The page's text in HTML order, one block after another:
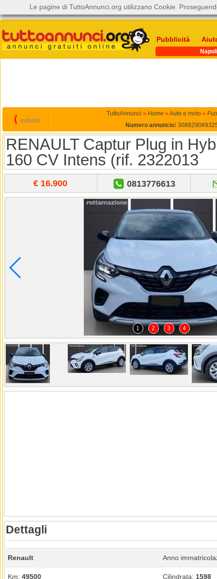
Pubblicità
Napoli
⟨ Indietro
TuttoAnnunci » Home » Auto e moto »
Numero annuncio:
RENAULT Captur Plug in
160 CV Intens (rif. 2322013
€ 16.900 0813776613
1 2 3 4
Dettagli
Renault Anno
Km: 49500 Cilindrata: 1598
Le pagine di TuttoAnnunci.org utilizzano Cookie.